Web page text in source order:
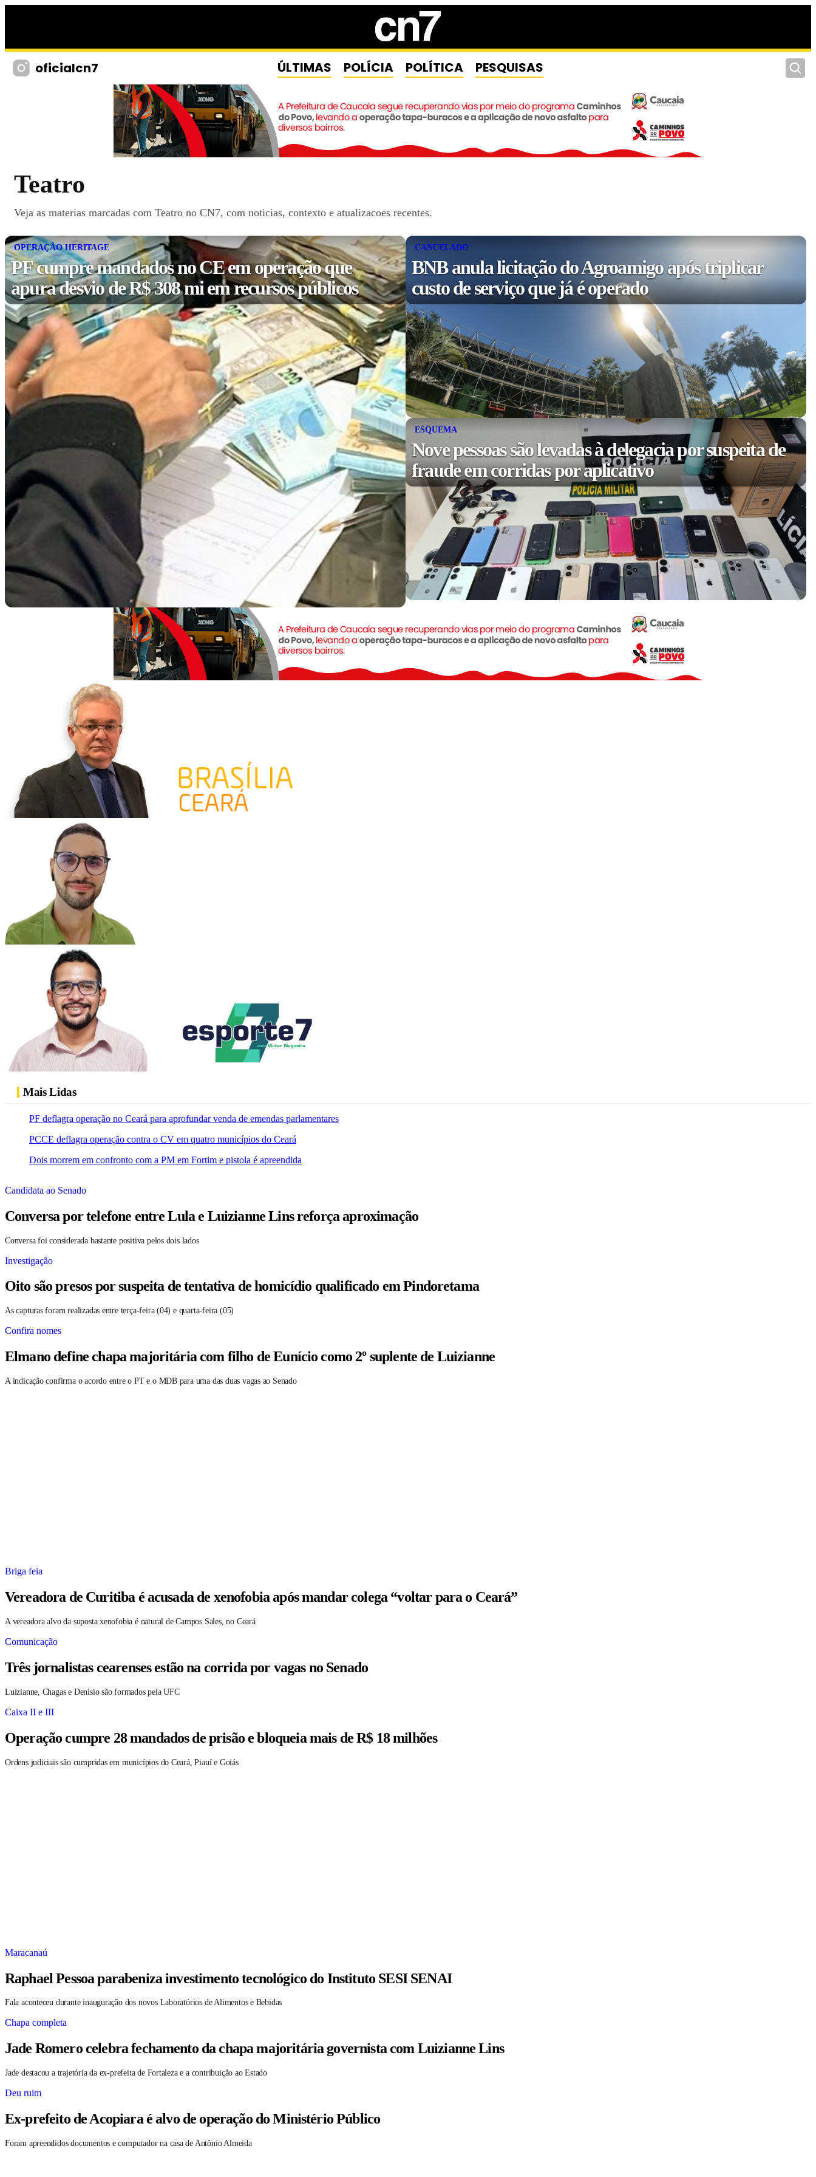
oficialcn7 ÚLTIMAS POLÍCIA POLÍTICA PESQUISAS
Teatro
Veja as materias marcadas com Teatro no CN7, com noticias, contexto e atualizacoes recentes.
OPERAÇÃO HERITAGE
PF cumpre mandados no CE em operação que
apura desvio de R$ 308 mi em recursos públicos
CANCELADO
BNB anula licitação do Agroamigo após triplicar
custo de serviço que já é operado
ESQUEMA
Nove pessoas são levadas à delegacia por suspeita de
fraude em corridas por aplicativo
Mais Lidas
PF deflagra operação no Ceará para aprofundar venda de emendas parlamentares
PCCE deflagra operação contra o CV em quatro municípios do Ceará
Dois morrem em confronto com a PM em Fortim e pistola é apreendida
Candidata ao Senado
Conversa por telefone entre Lula e Luizianne Lins reforça aproximação
Conversa foi considerada bastante positiva pelos dois lados
Investigação
Oito são presos por suspeita de tentativa de homicídio qualificado em Pindoretama
As capturas foram realizadas entre terça-feira (04) e quarta-feira (05)
Confira nomes
Elmano define chapa majoritária com filho de Eunício como 2º suplente de Luizianne
A indicação confirma o acordo entre o PT e o MDB para uma das duas vagas ao Senado
Briga feia
Vereadora de Curitiba é acusada de xenofobia após mandar colega “voltar para o Ceará”
A vereadora alvo da suposta xenofobia é natural de Campos Sales, no Ceará
Comunicação
Três jornalistas cearenses estão na corrida por vagas no Senado
Luizianne, Chagas e Denísio são formados pela UFC
Caixa II e III
Operação cumpre 28 mandados de prisão e bloqueia mais de R$ 18 milhões
Ordens judiciais são cumpridas em municípios do Ceará, Piauí e Goiás
Maracanaú
Raphael Pessoa parabeniza investimento tecnológico do Instituto SESI SENAI
Fala aconteceu durante inauguração dos novos Laboratórios de Alimentos e Bebidas
Chapa completa
Jade Romero celebra fechamento da chapa majoritária governista com Luizianne Lins
Jade destacou a trajetória da ex-prefeita de Fortaleza e a contribuição ao Estado
Deu ruim
Ex-prefeito de Acopiara é alvo de operação do Ministério Público
Foram apreendidos documentos e computador na casa de Antônio Almeida